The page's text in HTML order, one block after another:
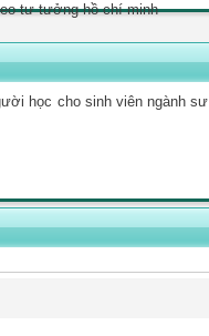
tư tưởng hồ chí minh
học cho sinh viên ngành sư